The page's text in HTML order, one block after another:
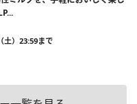
土）23:59まで